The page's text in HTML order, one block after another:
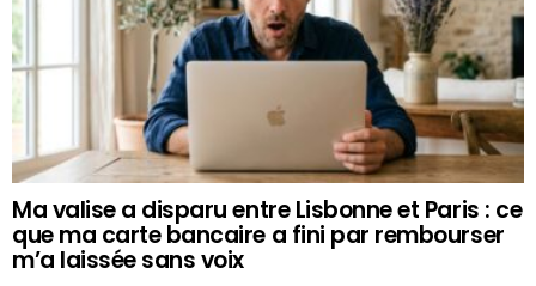
Ma valise a disparu entre Lisbonne et Paris : ce
que ma carte bancaire a fini par rembourser
m’a laissée sans voix